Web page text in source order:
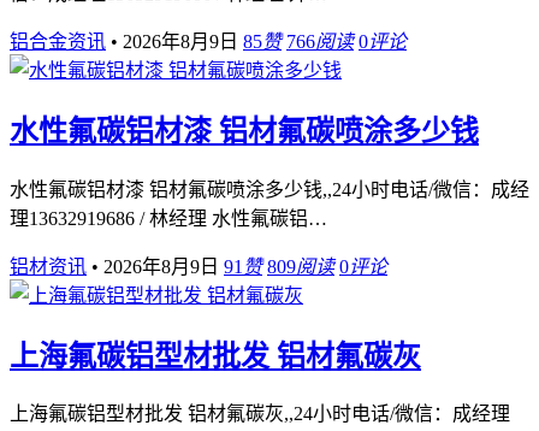
铝合金资讯 • 2026年8月9日 85赞 766阅读 0评论
水性氟碳铝材漆 铝材氟碳喷涂多少钱
水性氟碳铝材漆 铝材氟碳喷涂多少钱,,24小时电话/微信：成经
理13632919686 / 林经理 水性氟碳铝…
铝材资讯 • 2026年8月9日 91 赞 809阅读 0评论
上海氟碳铝型材批发 铝材氟碳灰
上海氟碳铝型材批发 铝材氟碳灰,,24小时电话/微信：成经理